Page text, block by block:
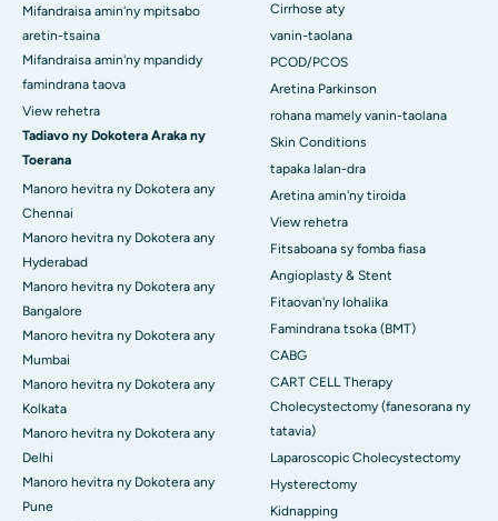
Mifandraisa amin'ny mpitsabo
aretin-tsaina
Mifandraisa amin'ny mpandidy
famindrana taova
View rehetra
Tadiavo ny Dokotera Araka ny
Toerana
Manoro hevitra ny Dokotera any
Chennai
Manoro hevitra ny Dokotera any
Hyderabad
Manoro hevitra ny Dokotera any
Bangalore
Manoro hevitra ny Dokotera any
Mumbai
Manoro hevitra ny Dokotera any
Kolkata
Manoro hevitra ny Dokotera any
Delhi
Manoro hevitra ny Dokotera any
Pune
Cirrhose aty
vanin-taolana
PCOD/PCOS
Aretina Parkinson
rohana mamely vanin-taolana
Skin Conditions
tapaka lalan-dra
Aretina amin'ny tiroida
View rehetra
Fitsaboana sy fomba fiasa
Angioplasty & Stent
Fitaovan'ny lohalika
Famindrana tsoka (BMT)
CABG
CART CELL Therapy
Cholecystectomy (fanesorana ny
tatavia)
Laparoscopic Cholecystectomy
Hysterectomy
Kidnapping